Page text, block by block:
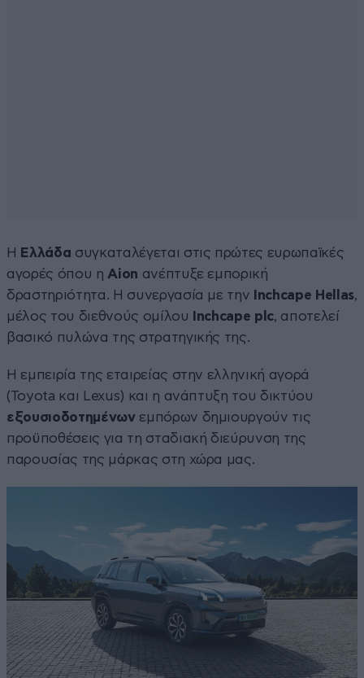
Η Ελλάδα συγκαταλέγεται στις πρώτες ευρωπαϊκές
αγορές όπου η Aion ανέπτυξε εμπορική
δραστηριότητα. Η συνεργασία με την
Inchcape Hellas,
μέλος του διεθνούς ομίλου
Inchcape plc, αποτελεί
βασικό πυλώνα της στρατηγικής της.
Η εμπειρία της εταιρείας στην ελληνική αγορά
(Toyota και Lexus) και η ανάπτυξη του δικτύου
εξουσιοδοτημένωνεμπόρων δημιουργούν τις
προϋποθέσεις για τη σταδιακή διεύρυνση της
παρουσίας της μάρκας στη χώρα μας.